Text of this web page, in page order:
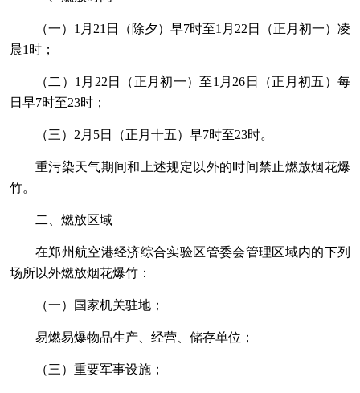
（一）1月21日（除夕）早7时至1月22日（正月初一）凌
晨1时；
（二）1月22日（正月初一）至1月26日（正月初五）每
日早7时至23时；
（三）2月5日（正月十五）早7时至23时。
重污染天气期间和上述规定以外的时间禁止燃放烟花爆
竹。
二、燃放区域
在郑州航空港经济综合实验区管委会管理区域内的下列
场所以外燃放烟花爆竹：
（一）国家机关驻地；
易燃易爆物品生产、经营、储存单位；
（三）重要军事设施；